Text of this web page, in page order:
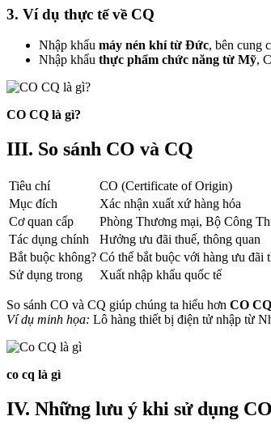
3. Ví dụ thực tế về CQ
Nhập khẩu máy nén khí từ Đức, bên cung
Nhập khẩu thực phẩm chức năng từ Mỹ,
CO CQ là gì?
III. So sánh CO và CQ
Tiêu chí CO (Certificate of Origin)
Mục đích
Xác nhận xuất xứ hàng hóa
Cơ quan cấp
Phòng Thương mại, Bộ Công
Tác dụng chính
Hưởng ưu đãi thuế, thông quan
Bắt buộc không? Có thể bắt buộc với hàng ưu đãi
Sử dụng trong
Xuất nhập khẩu quốc tế
So sánh CO và CQ giúp chúng ta hiểu hơn CO
Ví dụ minh họa: Lô hàng thiết bị điện tử nhập từ
co cq là gì
IV. Những lưu ý khi sử dụng